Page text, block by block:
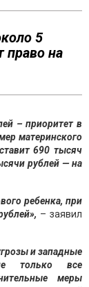
5
право на
– приоритет в
материнского
690 тысяч
рублей — на
ребенка, при
– заявил
и западные
только все
меры